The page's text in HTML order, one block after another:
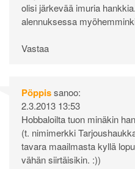
olisi järkevää imuria
alennuksessa
Vastaa
Pöppissanoo:
2.3.2013 13:53
Hobbaloilta tuon minäkin
(t. nimimerkki
tavara maailmasta kyllä
vähän siirtäisikin. :))